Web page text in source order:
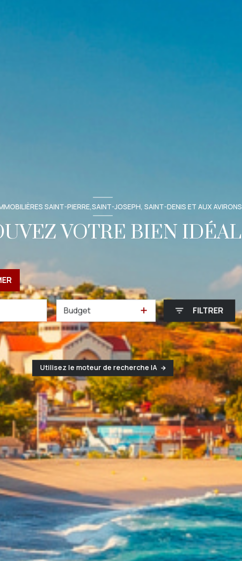
SAINT-PIERRE,SAINT-JOSEPH, SAINT-DENIS ET AUX AVIRONS
VOTRE BIEN IDÉAL
Budget FILTRER
Utilisez le moteur de recherche IA